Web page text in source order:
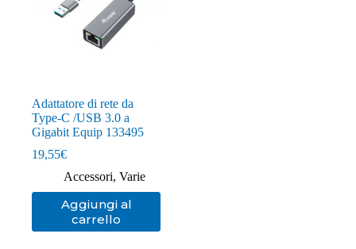
Adattatore di rete da
Type-C /USB 3.0 a
Gigabit Equip 133495
19,55€
Accessori, Varie
Aggiungi al
carrello